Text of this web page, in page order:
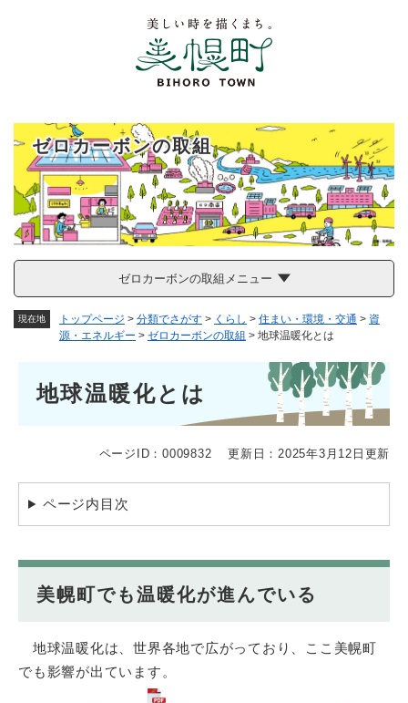
現在地 トップページ > 分類でさがす > くらし > 住まい・環境・交通 > 資
源・エネルギー > ゼロカーボンの取組 > 地球温暖化とは
ゼロカーボンの取組
ゼロカーボンの取組メニュー
地球温暖化とは
ページID：0009832 更新日：2025年3月12日更新
ページ内目次
美幌町でも温暖化が進んでいる
地球温暖化は、世界各地で広がっており、ここ美幌町
でも影響が出ています。